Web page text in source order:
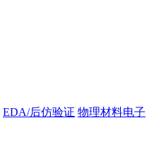
EDA/后仿验证 物理材料电子